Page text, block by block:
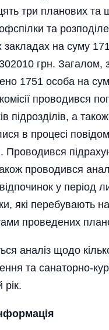
три планових та
та
закладах на суму
грн.
1751 особа на
проводився
підроз­ділів, а
в процесі
Проводився
проводився
у період
які перебувають
проведених
аналіз щодо
та санаторно-
рік.